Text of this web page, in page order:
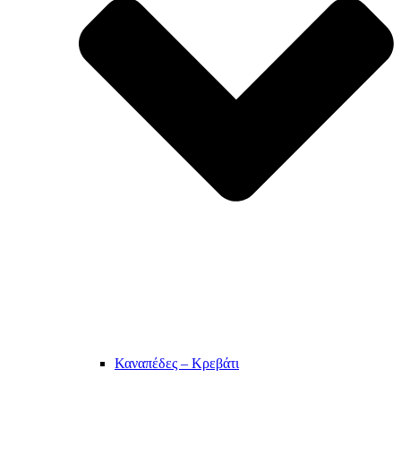
Καναπέδες – Κρεβάτι